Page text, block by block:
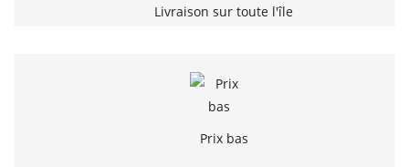
Livraison sur toute l'île
Prix bas